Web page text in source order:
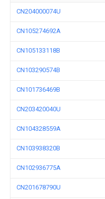
CN204000074U
CN105274692A
CN105133118B
CN103290574B
CN101736469B
CN203420040U
CN104328559A
CN103938320B
CN102936775A
CN201678790U